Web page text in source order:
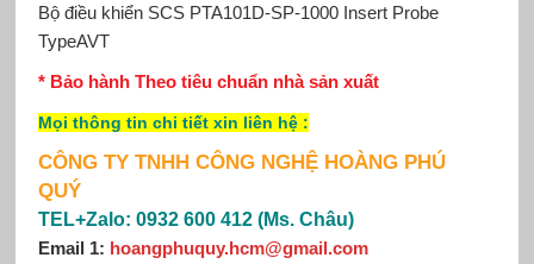
Bộ điều khiển SCSPTA101D-SP-1000 Insert Probe
TypeAVT
* Bảo hành Theo tiêu chuẩn nhà sản xuất
Mọi thông tin chi tiết xin liên hệ:
CÔNG TY TNHH CÔNG NGHỆ HOÀNG PHÚ
QUÝ
TEL+Zalo: 0932 600 412 (Ms. Châu)
Email 1: hoangphuquy.hcm@gmail.com